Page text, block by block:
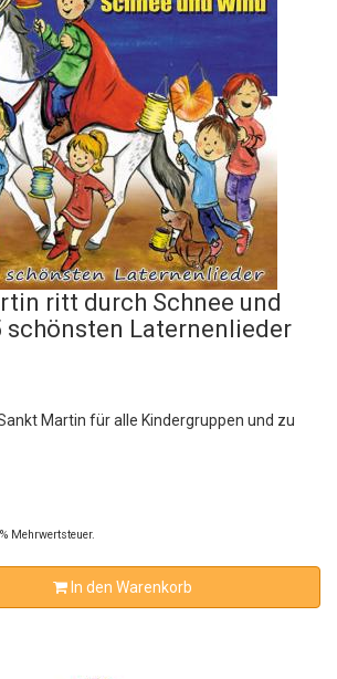
ritt durch Schnee und
schönsten Laternenlieder
Martin für alle Kindergruppen und zu
Mehrwertsteuer.
In den Warenkorb